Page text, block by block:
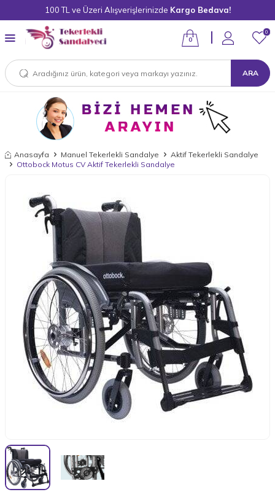
100 TL ve Üzeri Alışverişlerinizde Kargo Bedava!
ARA
0
0
Anasayfa Manuel Tekerlekli Sandalye
Aktif Tekerlekli Sandalye
Ottobock Motus CV Aktif Tekerlekli Sandalye